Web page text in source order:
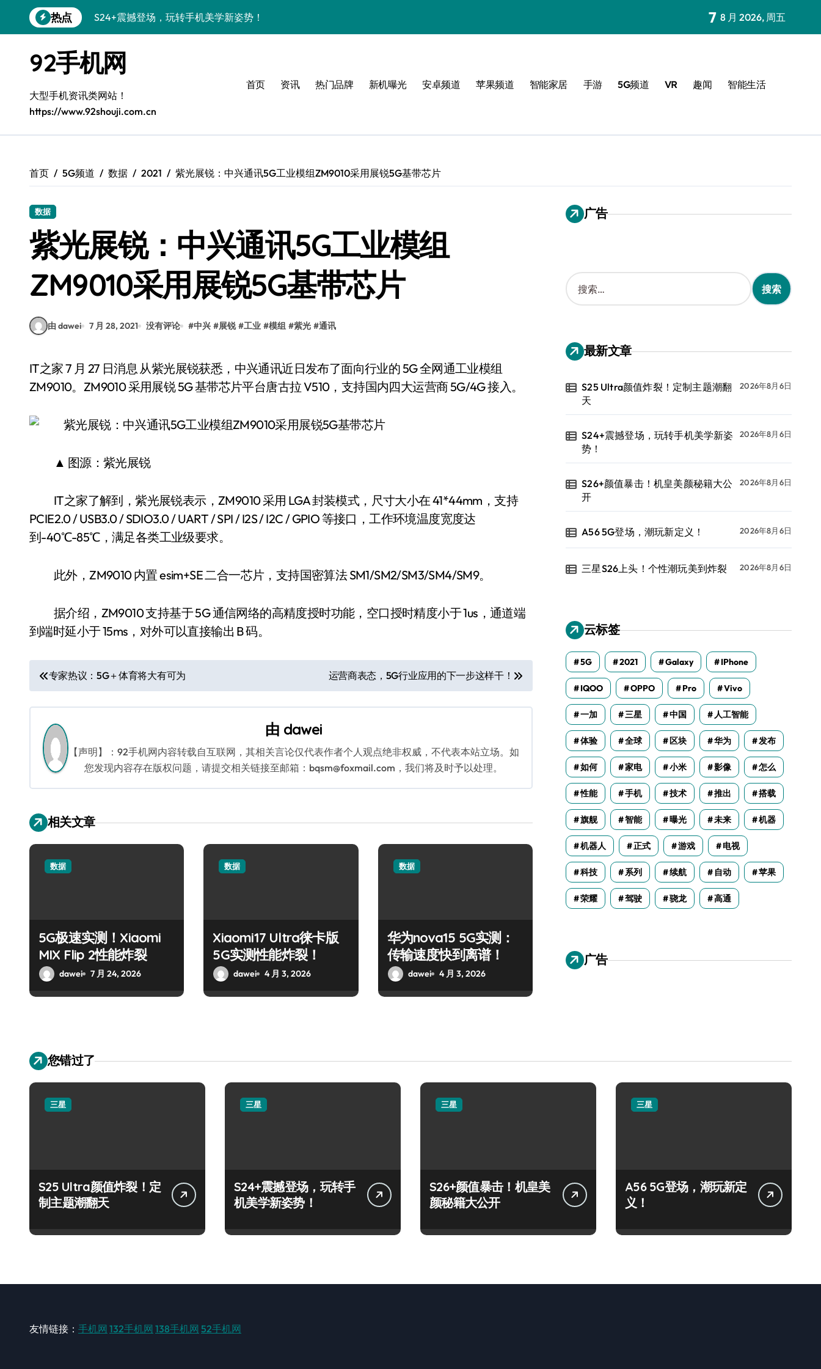
到
热点
S24+震撼登场，玩转手机美学新姿势！
A56 5G登场，潮玩新定义！
三星S26上头！个性潮玩美到炸裂
S25潮改指南：个性定制，酷到没朋友！
Galaxy C55 5G潮定新定义
Galaxy Z Flip6：折叠潮流，秒杀全场
S25 Ultra颜值炸裂！定制主题潮翻天
7 8 月 2026, 周五
92手机网
大型手机资讯类网站！
https://www.92shouji.com.cn
首页 资讯 热门品牌 新机曝光 安卓频道 苹果频道 智能家居 手游 5G频道 VR 趣闻 智能生活
首页 5G频道 数据 2021 紫光展锐：中兴通讯5G工业模组ZM9010采用展锐5G基带芯片
数据
紫光展锐：中兴通讯5G工业模组
ZM9010采用展锐5G基带芯片
由 dawei 7 月 28, 2021 没有评论 #中兴 #展锐 #工业 #模组 #紫光 #通讯
IT之家 7 月 27 日消息 从紫光展锐获悉，中兴通讯近日发布了面向行业的 5G 全网通工业模组
ZM9010。ZM9010 采用展锐 5G 基带芯片平台唐古拉 V510，支持国内四大运营商 5G/4G 接入。
▲ 图源：紫光展锐
IT之家了解到，紫光展锐表示，ZM9010 采用 LGA 封装模式，尺寸大小在 41*44mm，支持
PCIE2.0 / USB3.0 / SDIO3.0 / UART / SPI / I2S / I2C / GPIO 等接口，工作环境温度宽度达
到-40℃-85℃，满足各类工业级要求。
此外，ZM9010 内置 esim+SE 二合一芯片，支持国密算法 SM1/SM2/SM3/SM4/SM9。
据介绍，ZM9010 支持基于 5G 通信网络的高精度授时功能，空口授时精度小于 1us，通道端
到端时延小于 15ms，对外可以直接输出 B 码。
文
章
导
航
专家热议：5G＋体育将大有可为 运营商表态，5G行业应用的下一步这样干！
由 dawei
【声明】：92手机网内容转载自互联网，其相关言论仅代表作者个人观点绝非权威，不代表本站立场。如
您发现内容存在版权问题，请提交相关链接至邮箱：bqsm@foxmail.com，我们将及时予以处理。
相关文章
数据
5G极速实测！Xiaomi
MIX Flip 2性能炸裂
dawei 7 月 24, 2026
数据
Xiaomi17 Ultra徕卡版
5G实测性能炸裂！
dawei 4 月 3, 2026
数据
华为nova15 5G实测：
传输速度快到离谱！
dawei 4 月 3, 2026
广告
搜
索
：
最新文章
S25 Ultra颜值炸裂！定制主题潮翻
天
2026年8月6日
S24+震撼登场，玩转手机美学新姿
势！
2026年8月6日
S26+颜值暴击！机皇美颜秘籍大公
开
2026年8月6日
A56 5G登场，潮玩新定义！ 2026年8月6日
三星S26上头！个性潮玩美到炸裂 2026年8月6日
云标签
5G 2021 Galaxy IPhone
IQOO OPPO Pro Vivo
一加 三星 中国 人工智能
体验 全球 区块 华为 发布
如何 家电 小米 影像 怎么
性能 手机 技术 推出 搭载
旗舰 智能 曝光 未来 机器
机器人 正式 游戏 电视
科技 系列 续航 自动 苹果
荣耀 驾驶 骁龙 高通
广告
您错过了
三星
S25 Ultra颜值炸裂！定
制主题潮翻天
三星
S24+震撼登场，玩转手
机美学新姿势！
三星
S26+颜值暴击！机皇美
颜秘籍大公开
三星
A56 5G登场，潮玩新定
义！
友情链接： 手机网 132手机网 138手机网 52手机网